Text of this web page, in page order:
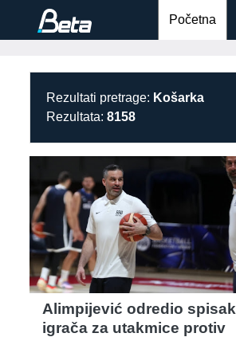
Početna
Rezultati pretrage: Košarka
Rezultata: 8158
Alimpijević odredio spisak
igrača za utakmice protiv